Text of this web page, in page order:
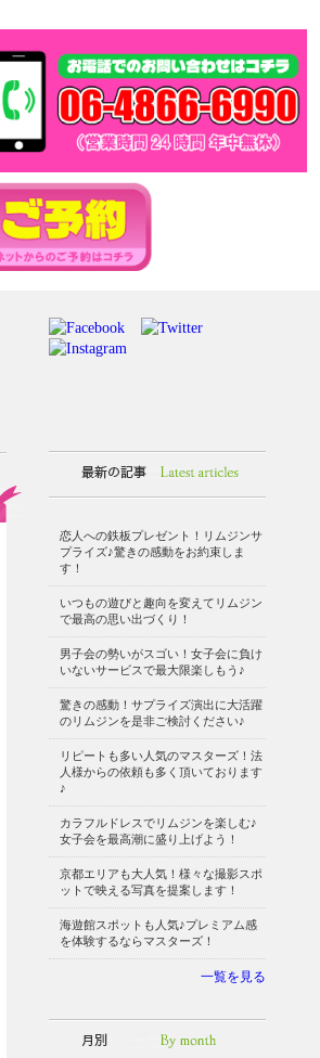
恋人への鉄板プレゼント！リムジンサ
プライズ♪驚きの感動をお約束しま
す！
いつもの遊びと趣向を変えてリムジン
で最高の思い出づくり！
男子会の勢いがスゴい！女子会に負け
いないサービスで最大限楽しもう♪
驚きの感動！サプライズ演出に大活躍
のリムジンを是非ご検討ください♪
リピートも多い人気のマスターズ！法
人様からの依頼も多く頂いております
♪
カラフルドレスでリムジンを楽しむ♪
女子会を最高潮に盛り上げよう！
京都エリアも大人気！様々な撮影スポ
ットで映える写真を提案します！
海遊館スポットも人気♪プレミアム感
を体験するならマスターズ！
一覧を見る